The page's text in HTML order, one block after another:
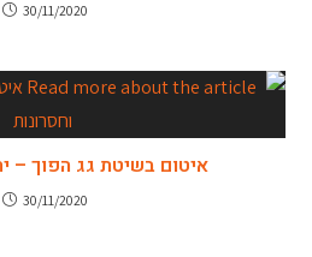
30/11/2020
איטום בשיטת גג הפוך –
30/11/2020